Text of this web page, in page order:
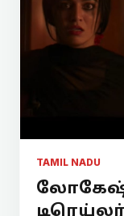
TAMIL NADU
லோகேஷ்